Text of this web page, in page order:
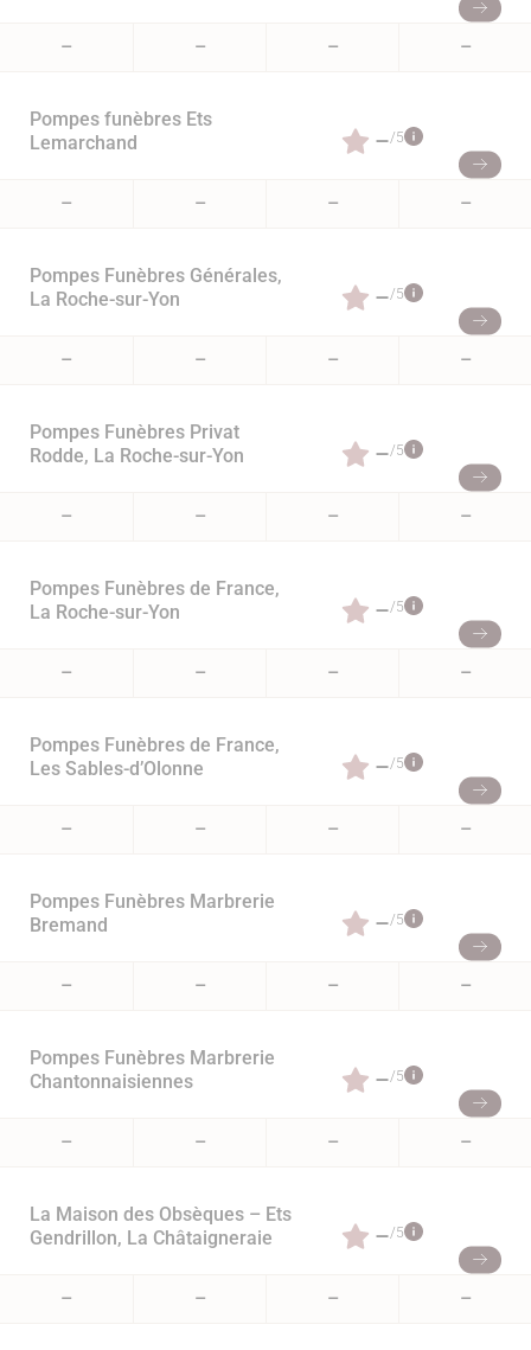
– – – –
Pompes funèbres Ets
Lemarchand
–/5
– – – –
Pompes Funèbres Générales,
La Roche-sur-Yon
–/5
– – – –
Pompes Funèbres Privat
Rodde, La Roche-sur-Yon
–/5
– – – –
Pompes Funèbres de France,
La Roche-sur-Yon
–/5
– – – –
Pompes Funèbres de France,
Les Sables-d’Olonne
–/5
– – – –
Pompes Funèbres Marbrerie
Bremand
–/5
– – – –
Pompes Funèbres Marbrerie
Chantonnaisiennes
–/5
– – – –
La Maison des Obsèques – Ets
Gendrillon, La Châtaigneraie
–/5
– – – –